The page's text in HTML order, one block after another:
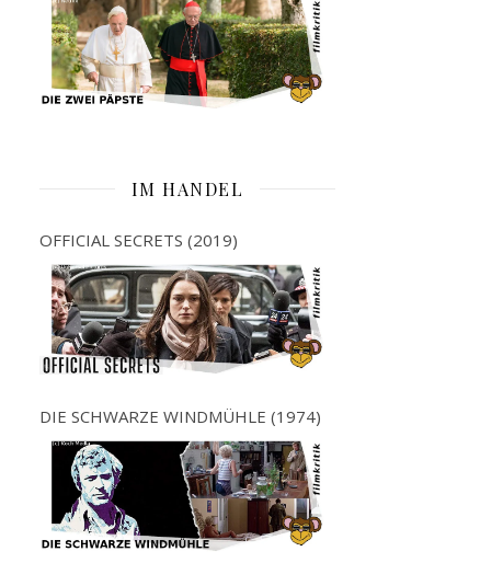
IM HANDEL
OFFICIAL SECRETS (2019)
DIE SCHWARZE WINDMÜHLE (1974)